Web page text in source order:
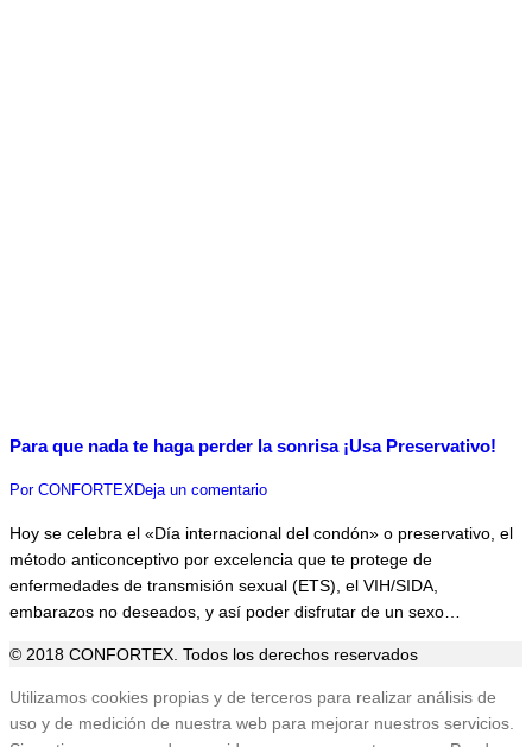
Para que nada te haga perder la sonrisa ¡Usa Preservativo!
Por CONFORTEX Deja un comentario
Hoy se celebra el «Día internacional del condón» o preservativo, el
método anticonceptivo por excelencia que te protege de
enfermedades de transmisión sexual (ETS), el VIH/SIDA,
embarazos no deseados, y así poder disfrutar de un sexo…
© 2018 CONFORTEX. Todos los derechos reservados
Ir
a
Utilizamos cookies propias y de terceros para realizar análisis de
uso y de medición de nuestra web para mejorar nuestros servicios.